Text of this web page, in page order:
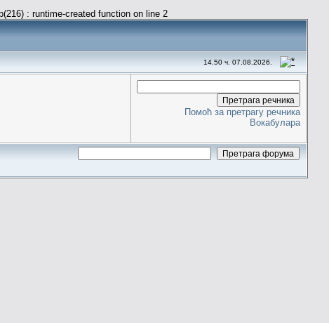
: runtime-created function on line 2
14.50 ч. 07.08.2026.
Помоћ за претрагу речника
Вокабулара